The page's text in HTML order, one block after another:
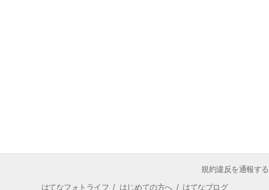
規約違反を通報する
はてなフォトライフ / はじめての方へ/ はてなブログ